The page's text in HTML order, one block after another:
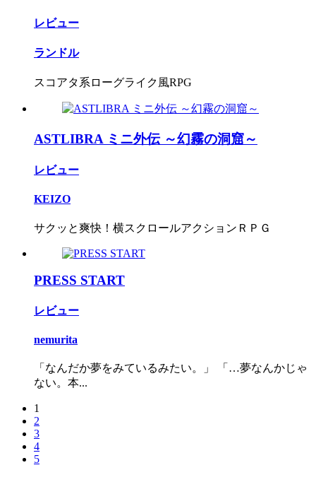
レビュー
ランドル
スコアタ系ローグライク風RPG
ASTLIBRA ミニ外伝 ～幻霧の洞窟～
レビュー
KEIZO
サクッと爽快！横スクロールアクションＲＰＧ
PRESS START
レビュー
nemurita
「なんだか夢をみているみたい。」 「…夢なんかじゃ
ない。本...
1
2
3
4
5